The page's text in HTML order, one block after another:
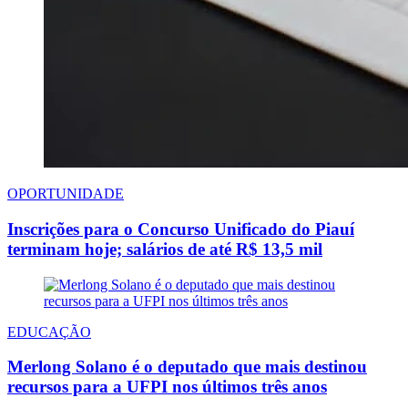
OPORTUNIDADE
Inscrições para o Concurso Unificado do Piauí
terminam hoje; salários de até R$ 13,5 mil
EDUCAÇÃO
Merlong Solano é o deputado que mais destinou
recursos para a UFPI nos últimos três anos